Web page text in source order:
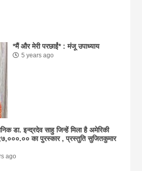
*मैं और मेरी परछाईं* : मंजू उपाध्याय
5 years ago
डा. इन्द्रदेव साहु जिन्हें मिला है अमेरिकी
का पुरस्कार , प्रस्तुति सुजितकुमार
ago